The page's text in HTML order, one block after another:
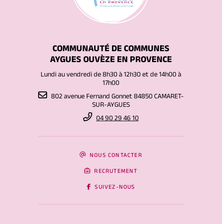
COMMUNAUTÉ DE COMMUNES
AYGUES OUVÈZE EN PROVENCE
Lundi au vendredi de 8h30 à 12h30 et de 14h00 à
17h00
802 avenue Fernand Gonnet 84850 CAMARET-
SUR-AYGUES
04 90 29 46 10
NOUS CONTACTER
RECRUTEMENT
SUIVEZ-NOUS